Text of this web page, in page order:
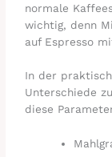
normale
wichtig, denn
auf Espresso
In der
Unterschiede
diese